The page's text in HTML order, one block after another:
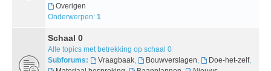
Overigen
Onderwerpen: 1
Schaal 0
Alle topics met betrekking op schaal 0
Subforums:
Vraagbaak, Bouwverslagen, Doe-het-zelf,